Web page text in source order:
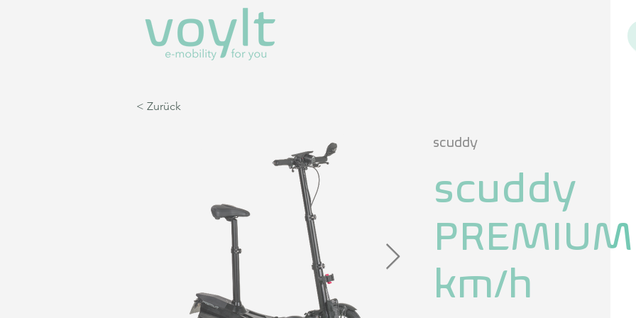
< Zurück
scuddy
scuddy
km/h